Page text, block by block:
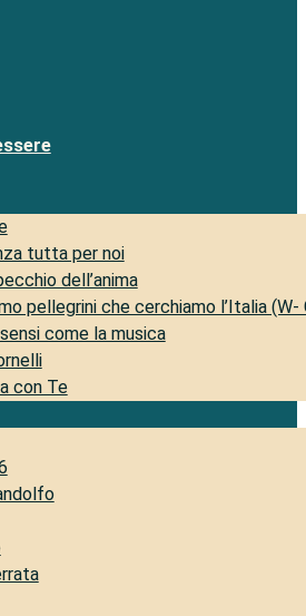
tutta per noi
dell’anima
pellegrini che cerchiamo l’Italia (W-
come la musica
con Te